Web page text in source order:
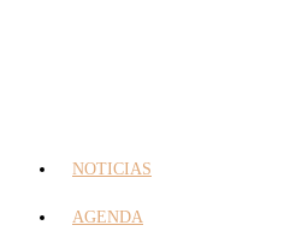
NOTICIAS
AGENDA